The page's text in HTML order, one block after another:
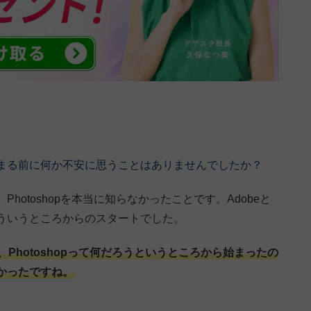
前に何か不安に思うことはありませんでしたか？
を本当に知らなかったことです。Adobeと
うところからのスタートでした。
Photoshopって何だろうというところから始まったの
ったですね。